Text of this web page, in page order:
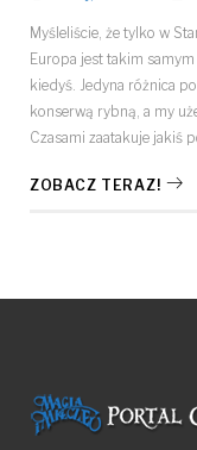
Myśleliście, że tylko w
Europa jest takim
kiedyś. Jedyna różnica
konserwą rybną, a my
Czasami zaatakuje jakiś
ZOBACZ TERAZ!